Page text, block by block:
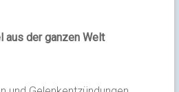
aus der ganzen Welt